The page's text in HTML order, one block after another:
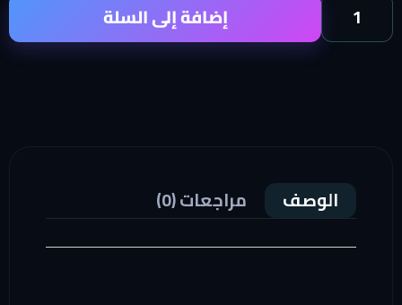
إضافة إلى السلة
الوصف مراجعات (0)